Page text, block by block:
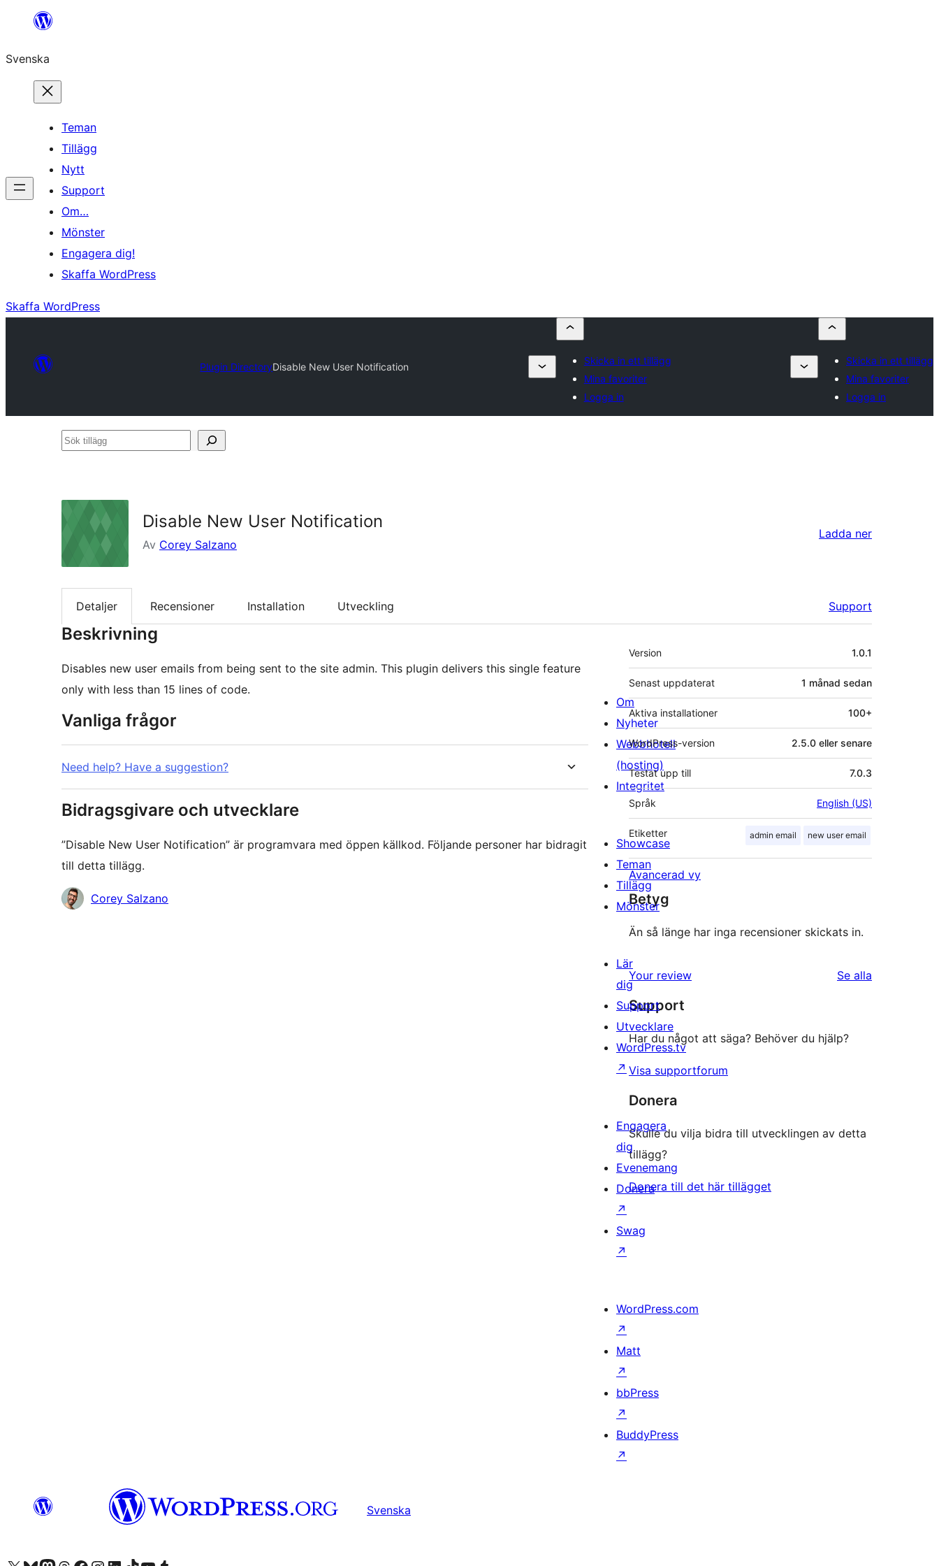
Hoppa
innehåll
Svenska
Teman
Tillägg
Nytt
Support
Om…
Mönster
Engagera dig!
Skaffa WordPress
Skaffa WordPress
Plugin DirectoryDisable New User Notification
Skicka in ett tillägg
Mina favoriter
Logga in
Skicka in ett tillägg
Mina favoriter
Logga in
Sök
Disable New User Notification
Av Corey Salzano
Ladda ner
Detaljer Recensioner Installation Utveckling Support
Beskrivning
Disables new user emails from being sent to the site admin. This plugin delivers this single feature
only with less than 15 lines of code.
Vanliga frågor
Need help? Have a suggestion?
Bidragsgivare och utvecklare
”Disable New User Notification” är programvara med öppen källkod. Följande personer har bidragit
till detta tillägg.
BidragandeCorey Salzano
Meta
Version 1.0.1
Senast uppdaterat 1 månad sedan
Aktiva installationer 100+
WordPress-version 2.5.0 eller senare
Testat upp till 7.0.3
Språk English (US)
Etiketter admin email new user email
Avancerad vy
Betyg
Än så länge har inga recensioner skickats in.
Your review Se alla
Support
Har du något att säga? Behöver du hjälp?
Visa supportforum
Donera
Skulle du vilja bidra till utvecklingen av detta
tillägg?
Donera till det här tillägget
Om
Nyheter
Webbhotell
(hosting)
Integritet
Showcase
Teman
Tillägg
Mönster
Lär
dig
Support
Utvecklare
WordPress.tv
↗
Engagera
dig
Evenemang
Donera
↗
Swag
↗
WordPress.com
↗
Matt
↗
bbPress
↗
BuddyPress
↗
Svenska